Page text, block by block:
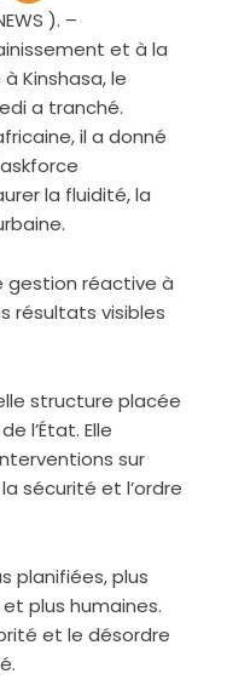
). –
et à la
Kinshasa, le
a tranché.
il a donné
la fluidité, la
gestion réactive à
résultats visibles
structure placée
l’État. Elle
sur
sécurité et l’ordre
planifiées, plus
plus humaines.
et le désordre